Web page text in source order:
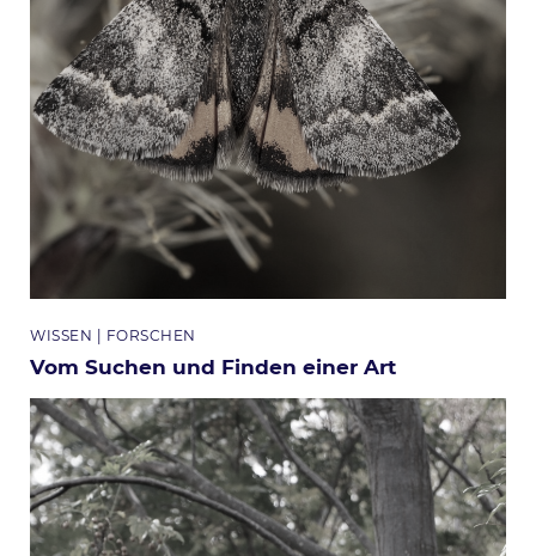
Themen
WISSEN FORSCHEN
Vom Suchen und Finden einer Art
Bild